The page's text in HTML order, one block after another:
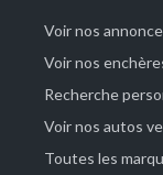
Voir nos
Voir nos
Recherche
Voir nos autos
Toutes les